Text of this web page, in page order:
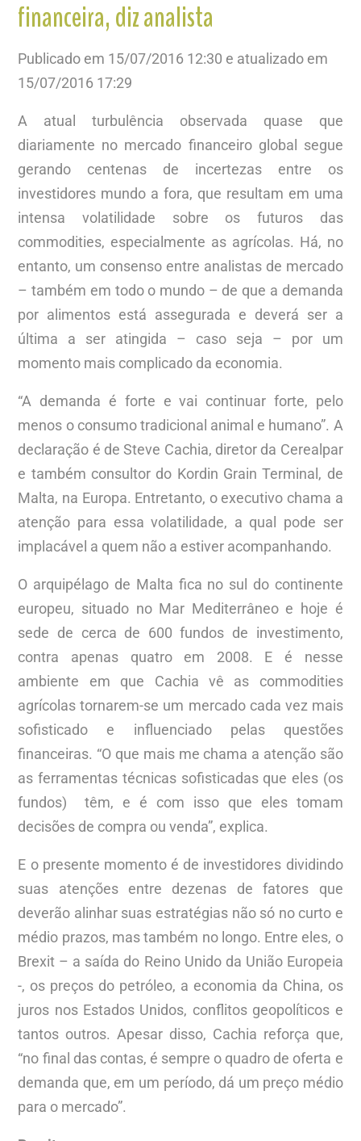
financeira, diz analista
Publicado em 15/07/2016 12:30 e atualizado em
15/07/2016 17:29
A atual turbulência observada quase que
diariamente no mercado financeiro global segue
gerando centenas de incertezas entre os
investidores mundo a fora, que resultam em uma
intensa volatilidade sobre os futuros das
commodities, especialmente as agrícolas. Há, no
entanto, um consenso entre analistas de mercado
– também em todo o mundo – de que a demanda
por alimentos está assegurada e deverá ser a
última a ser atingida – caso seja – por um
momento mais complicado da economia.
“A demanda é forte e vai continuar forte, pelo
menos o consumo tradicional animal e humano”. A
declaração é de Steve Cachia, diretor da Cerealpar
e também consultor do Kordin Grain Terminal, de
Malta, na Europa. Entretanto, o executivo chama a
atenção para essa volatilidade, a qual pode ser
implacável a quem não a estiver acompanhando.
O arquipélago de Malta fica no sul do continente
europeu, situado no Mar Mediterrâneo e hoje é
sede de cerca de 600 fundos de investimento,
contra apenas quatro em 2008. E é nesse
ambiente em que Cachia vê as commodities
agrícolas tornarem-se um mercado cada vez mais
sofisticado e influenciado pelas questões
financeiras. “O que mais me chama a atenção são
as ferramentas técnicas sofisticadas que eles (os
fundos) têm, e é com isso que eles tomam
decisões de compra ou venda”, explica.
E o presente momento é de investidores dividindo
suas atenções entre dezenas de fatores que
deverão alinhar suas estratégias não só no curto e
médio prazos, mas também no longo. Entre eles, o
Brexit – a saída do Reino Unido da União Europeia
-, os preços do petróleo, a economia da China, os
juros nos Estados Unidos, conflitos geopolíticos e
tantos outros. Apesar disso, Cachia reforça que,
“no final das contas, é sempre o quadro de oferta e
demanda que, em um período, dá um preço médio
para o mercado”.